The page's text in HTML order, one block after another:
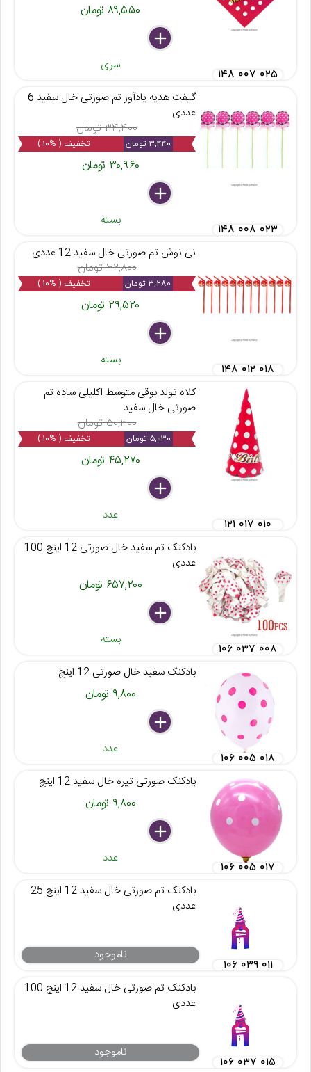
۸۹,۵۵۰ تومان
delete
remove
add
سری
۱۴۸ ۰۰۷ ۰۲۵
گیفت هدیه یادآور تم صورتی خال سفید 6
عددی
۳۴,۴۰۰ تومان
۳,۴۴۰ تومان تخفیف ( %۱۰ )
۳۰,۹۶۰ تومان
delete
remove
add
بسته
۱۴۸ ۰۰۸ ۰۲۳
نی نوش تم صورتی خال سفید 12 عددی
۳۲,۸۰۰ تومان
۳,۲۸۰ تومان تخفیف ( %۱۰ )
۲۹,۵۲۰ تومان
delete
remove
add
بسته
۱۴۸ ۰۱۲ ۰۱۸
کلاه تولد بوقی متوسط اکلیلی ساده تم
صورتی خال سفید
۵۰,۳۰۰ تومان
۵,۰۳۰ تومان تخفیف ( %۱۰ )
۴۵,۲۷۰ تومان
delete
remove
add
عدد
۱۲۱ ۰۱۷ ۰۱۰
بادکنک تم سفید خال صورتی 12 اینچ 100
عددی
۶۵۷,۲۰۰ تومان
delete
remove
add
بسته
۱۰۶ ۰۳۷ ۰۰۸
بادکنک سفید خال صورتی 12 اینچ
۹,۸۰۰ تومان
delete
remove
add
عدد
۱۰۶ ۰۰۵ ۰۱۸
بادکنک صورتی تیره خال سفید 12 اینچ
۹,۸۰۰ تومان
delete
remove
add
عدد
۱۰۶ ۰۰۵ ۰۱۷
بادکنک تم صورتی خال سفید 12 اینچ 25
عددی
ناموجود
۱۰۶ ۰۳۹ ۰۱۱
بادکنک تم صورتی خال سفید 12 اینچ 100
عددی
ناموجود
۱۰۶ ۰۳۷ ۰۱۵